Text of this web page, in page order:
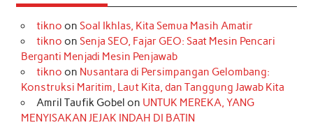
e
b
o
k
t
a
r
a
m
T
o
k
t
e
r
e
s
t
k
e
d
I
n
t
t
r
T
u
e
tikno on Soal Ikhlas, Kita Semua Masih Amatir
tikno on Senja SEO, Fajar GEO: Saat Mesin Pencari
Berganti Menjadi Mesin Penjawab
tikno on Nusantara di Persimpangan Gelombang:
Konstruksi Maritim, Laut Kita, dan Tanggung Jawab Kita
Amril Taufik Gobel on UNTUK MEREKA, YANG
MENYISAKAN JEJAK INDAH DI BATIN